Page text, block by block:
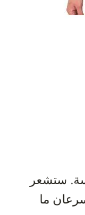
ستشعر
ما